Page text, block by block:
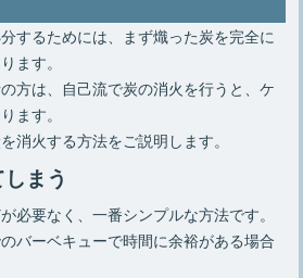
するためには、まず熾った炭を完全に
ます。
方は、自己流で炭の消火を行うと、ケ
ます。
消火する方法をご説明します。
まう
必要なく、一番シンプルな方法です。
バーベキューで時間に余裕がある場合